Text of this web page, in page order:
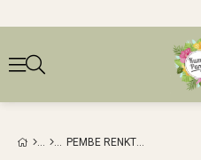
PEMBE RENKTE İNCE JARSE (EN 150 CM X BOY 215 CM)